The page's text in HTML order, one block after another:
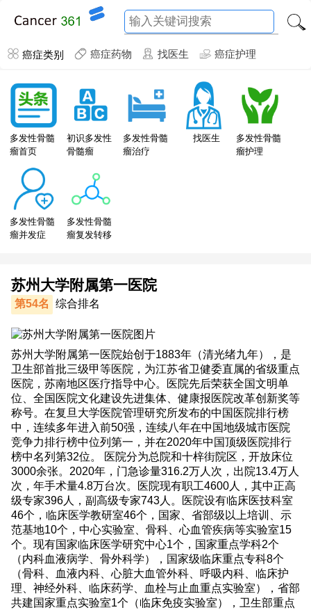
癌症类别 癌症药物 找医生 癌症护理
多发性骨髓
瘤首页
初识多发性
骨髓瘤
多发性骨髓
瘤治疗
找医生
多发性骨髓
瘤护理
多发性骨髓
瘤并发症
多发性骨髓
瘤复发转移
苏州大学附属第一医院
第54名 综合排名
苏州大学附属第一医院始创于1883年（清光绪九年），是
卫生部首批三级甲等医院，为江苏省卫健委直属的省级重点
医院，苏南地区医疗指导中心。医院先后荣获全国文明单
位、全国医院文化建设先进集体、健康报医院改革创新奖等
称号。在复旦大学医院管理研究所发布的中国医院排行榜
中，连续多年进入前50强，连续八年在中国地级城市医院
竞争力排行榜中位列第一，并在2020年中国顶级医院排行
榜中名列第32位。 医院分为总院和十梓街院区，开放床位
3000余张。2020年，门急诊量316.2万人次，出院13.4万人
次，年手术量4.8万台次。医院现有职工4600人，其中正高
级专家396人，副高级专家743人。医院设有临床医技科室
46个，临床医学教研室46个，国家、省部级以上培训、示
范基地10个，中心实验室、骨科、心血管疾病等实验室15
个。现有国家临床医学研究中心1个，国家重点学科2个
（内科血液病学、骨外科学），国家级临床重点专科8个
（骨科、血液内科、心脏大血管外科、呼吸内科、临床护
理、神经外科、临床药学、血栓与止血重点实验室），省部
共建国家重点实验室1个（临床免疫实验室），卫生部重点